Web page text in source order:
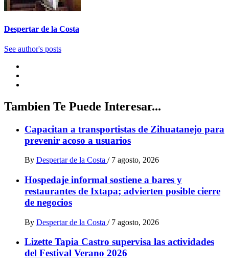
Despertar de la Costa
See author's posts
Tambien Te Puede Interesar...
Capacitan a transportistas de Zihuatanejo para
prevenir acoso a usuarios
By Despertar de la Costa / 7 agosto, 2026
Hospedaje informal sostiene a bares y
restaurantes de Ixtapa; advierten posible cierre
de negocios
By Despertar de la Costa / 7 agosto, 2026
Lizette Tapia Castro supervisa las actividades
del Festival Verano 2026